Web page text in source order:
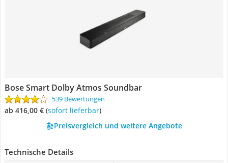
Bose Smart Dolby Atmos Soundbar
539 Bewertungen
ab 416,00 € ( Sofort lieferbar)
Preisvergleich und weitere Angebote
Technische Details